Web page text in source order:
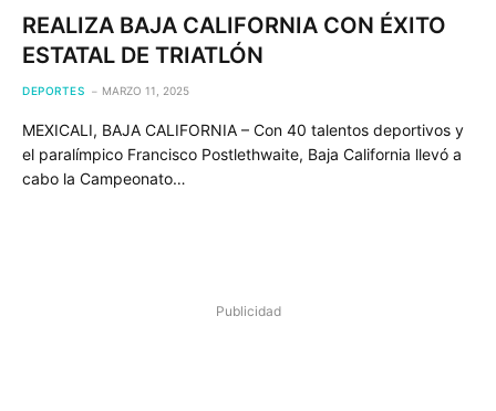
REALIZA BAJA CALIFORNIA CON ÉXITO
ESTATAL DE TRIATLÓN
DEPORTES MARZO 11, 2025
MEXICALI, BAJA CALIFORNIA – Con 40 talentos deportivos y
el paralímpico Francisco Postlethwaite, Baja California llevó a
cabo la Campeonato…
Publicidad